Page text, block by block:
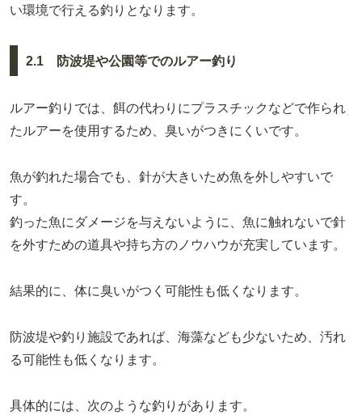
い環境で行える釣りとなります。
2.1 防波堤や公園等でのルアー釣り
ルアー釣りでは、餌の代わりにプラスチックなどで作られ
たルアーを使用するため、臭いがつきにくいです。
魚が釣れた場合でも、針が大きいため魚を外しやすいで
す。
釣った魚にダメージを与えないように、魚に触れないで針
を外すための道具や持ち方のノウハウが充実しています。
結果的に、体に臭いがつく可能性も低くなります。
防波堤や釣り施設であれば、海藻なども少ないため、汚れ
る可能性も低くなります。
具体的には、次のような釣りがあります。